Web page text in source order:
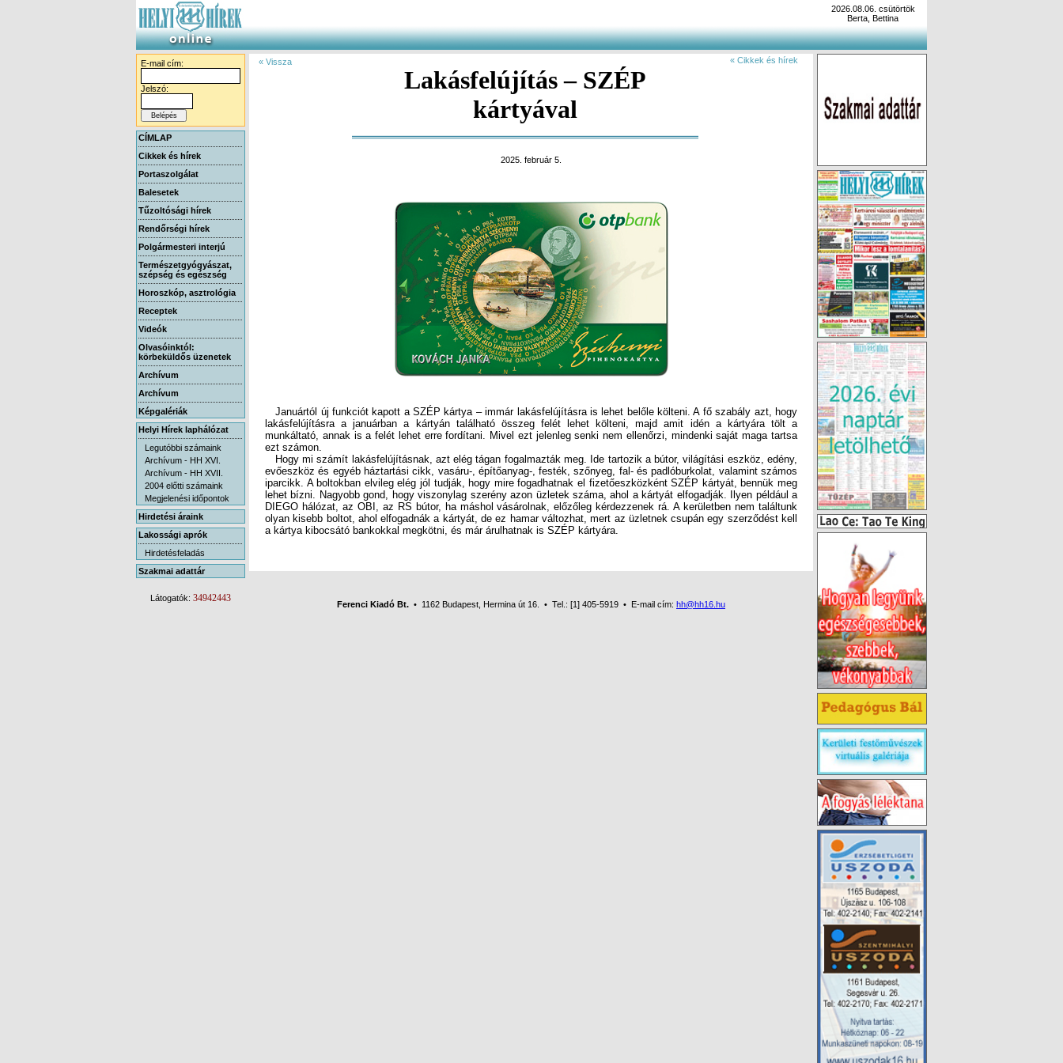
2026.08.06. csütörtök
Berta, Bettina
E-mail cím:
Jelszó:
CÍMLAP
Cikkek és hírek
Portaszolgálat
Balesetek
Tűzoltósági hírek
Rendőrségi hírek
Polgármesteri interjú
Természetgyógyászat,
szépség és egészség
Horoszkóp, asztrológia
Receptek
Videók
Olvasóinktól:
körbeküldős üzenetek
Archívum
Archívum
Képgalériák
Helyi Hírek laphálózat
Legutóbbi számaink
Archívum - HH XVI.
Archívum - HH XVII.
2004 előtti számaink
Megjelenési időpontok
Hirdetési áraink
Lakossági aprók
Hirdetésfeladás
Szakmai adattár
Látogatók: 34942443
« Vissza
Lakásfelújítás – SZÉP
kártyával
« Cikkek és hírek
2025. február 5.
Januártól új funkciót kapott a SZÉP kártya – immár lakásfelújításra is lehet belőle költeni. A fő szabály azt, hogy
lakásfelújításra a januárban a kártyán található összeg felét lehet költeni, majd amit idén a kártyára tölt a
munkáltató, annak is a felét lehet erre fordítani. Mivel ezt jelenleg senki nem ellenőrzi, mindenki saját maga tartsa
ezt számon.
Hogy mi számít lakásfelújításnak, azt elég tágan fogalmazták meg. Ide tartozik a bútor, világítási eszköz, edény,
evőeszköz és egyéb háztartási cikk, vasáru-, építőanyag-, festék, szőnyeg, fal- és padlóburkolat, valamint számos
iparcikk. A boltokban elvileg elég jól tudják, hogy mire fogadhatnak el fizetőeszközként SZÉP kártyát, bennük meg
lehet bízni. Nagyobb gond, hogy viszonylag szerény azon üzletek száma, ahol a kártyát elfogadják. Ilyen például a
DIEGO hálózat, az OBI, az RS bútor, ha máshol vásárolnak, előzőleg kérdezzenek rá. A kerületben nem találtunk
olyan kisebb boltot, ahol elfogadnák a kártyát, de ez hamar változhat, mert az üzletnek csupán egy szerződést kell
a kártya kibocsátó bankokkal megkötni, és már árulhatnak is SZÉP kártyára.
Ferenci Kiadó Bt. • 1162 Budapest, Hermina út 16. • Tel.: [1] 405-5919 • E-mail cím: hh@hh16.hu